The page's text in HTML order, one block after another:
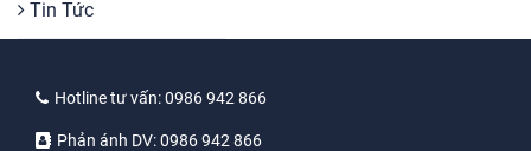
Tin Tức
Hotline tư vấn:0986 942 866
Phản ánh DV:0986 942 866